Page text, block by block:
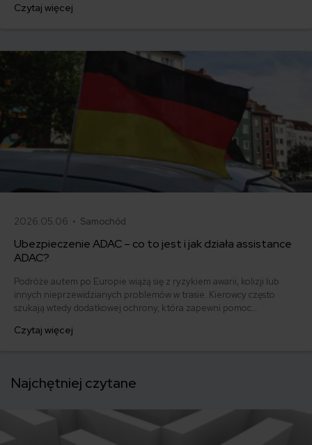
Czytaj więcej
2026.05.06 • Samochód
Ubezpieczenie ADAC – co to jest i jak działa assistance
ADAC?
Podróże autem po Europie wiążą się z ryzykiem awarii, kolizji lub
innych nieprzewidzianych problemów w trasie. Kierowcy często
szukają wtedy dodatkowej ochrony, która zapewni pomoc
kraju. Jednym z rozwiązań, które pojawia się w tym kontekście, jest
Czytaj więcej
Najchętniej czytane